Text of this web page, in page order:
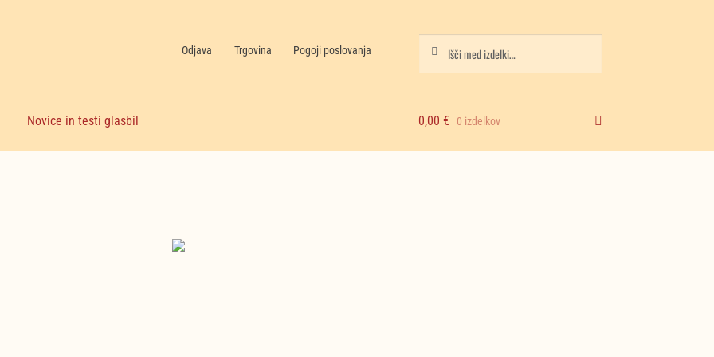
Odjava Trgovina Pogoji poslovanja
Novice in testi glasbil 0,00 € 0 izdelkov
Nakupujte zdaj